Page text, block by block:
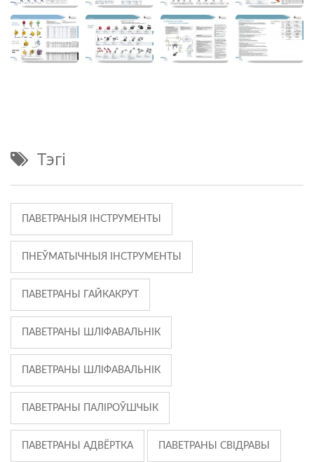
Тэгі
ПАВЕТРАНЫЯ ІНСТРУМЕНТЫ
ПНЕЎМАТЫЧНЫЯ ІНСТРУМЕНТЫ
ПАВЕТРАНЫ ГАЙКАКРУТ
ПАВЕТРАНЫ ШЛІФАВАЛЬНІК
ПАВЕТРАНЫ ШЛІФАВАЛЬНІК
ПАВЕТРАНЫ ПАЛІРОЎШЧЫК
ПАВЕТРАНЫ АДВЁРТКА ПАВЕТРАНЫ СВІДРАВЫ